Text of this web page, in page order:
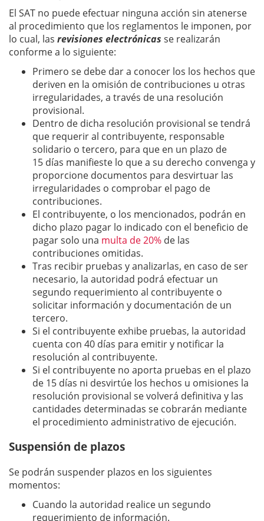
El SAT no puede efectuar ninguna acción sin atenerse
al procedimiento que los reglamentos le imponen, por
lo cual, las revisiones electrónicas se realizarán
conforme a lo siguiente:
Primero se debe dar a conocer los los hechos que
deriven en la omisión de contribuciones u otras
irregularidades, a través de una resolución
provisional.
Dentro de dicha resolución provisional se tendrá
que requerir al contribuyente, responsable
solidario o tercero, para que en un plazo de
15 días manifieste lo que a su derecho convenga y
proporcione documentos para desvirtuar las
irregularidades o comprobar el pago de
contribuciones.
El contribuyente, o los mencionados, podrán en
dicho plazo pagar lo indicado con el beneficio de
pagar solo una multa de 20% de las
contribuciones omitidas.
Tras recibir pruebas y analizarlas, en caso de ser
necesario, la autoridad podrá efectuar un
segundo requerimiento al contribuyente o
solicitar información y documentación de un
tercero.
Si el contribuyente exhibe pruebas, la autoridad
cuenta con 40 días para emitir y notificar la
resolución al contribuyente.
Si el contribuyente no aporta pruebas en el plazo
de 15 días ni desvirtúe los hechos u omisiones la
resolución provisional se volverá definitiva y las
cantidades determinadas se cobrarán mediante
el procedimiento administrativo de ejecución.
Suspensión de plazos
Se podrán suspender plazos en los siguientes
momentos:
Cuando la autoridad realice un segundo
requerimiento de información.